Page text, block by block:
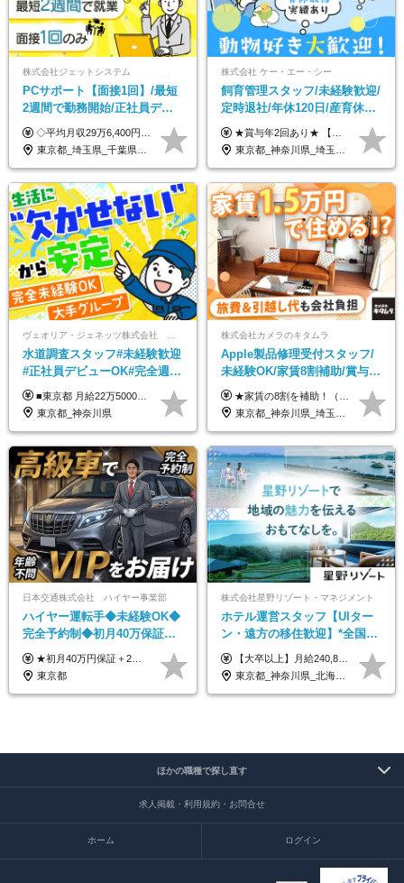
株式会社ジェットシステム
PCサポート【面接1回】/最短
2週間で勤務開始/正社員デビ
ュー歓迎/未経験9割以上/社員
寮・住宅手当あり
◇平均月収29万6,400円(各種手当含む) ◇住宅手当⇒最大家賃の半額支給 ◇賞与年2回支給 ■月給22万5,000円以上＋地域手当＋時間外手当＋住宅手当＋家族手当 ※経験やスキルに応じて給与を決定します ※試用期間2ヶ月あり（期間内は時給1,060円以上となります） └地域により上がる可能性があり／例：東京都時給1,370円 └その他待遇に差異なし ＜モデル月収例＞ 1年目：296,400円 3年目：320,000円 【固定残業代について】 なし（残業代は、実際の労働時間に応じて別途全額支給）
東京都_埼玉県_千葉県_愛知県_北海道_群馬県_長野県_富山県_石川県_静岡県_香川県_高知県_熊本県_長崎県_沖縄県
株式会社 ケー・エー・シー
飼育管理スタッフ/未経験歓迎/
定時退社/年休120日/産育休実
績あり/連休取得OK/賞与年2
回/急募求人
★賞与年2回あり★ 【未経験の方】月給20万7,750円～＋賞与年2回＋残業代全額支給＋交通費支給 【生物系大卒の方】月給21万3,750円～＋賞与年2回＋残業代全額支給＋交通費支給 ★手当が充実★ ・資格手当（実験動物技術者2級：月3,000円、1級：月7,000円） ・家族手当 ・住宅費用補助（転居を伴う転勤の場合：最大5年間支給） ・残業代全額支給 ※入社5年目程度で賞与4.6ヶ月分の支給実績あり ※月給の金額は、能力やスキルを考慮して決定します ※試用期間6ヶ月あり（雇用形態・給与・待遇に差異なし）
東京都_神奈川県_埼玉県_大阪府_愛知県_茨城県_三重県_京都府_佐賀県
水道調査スタッフ#未経験歓迎
#正社員デビューOK#完全週休
2日制#年休125日#資格取得支
援有#社員数千人以上
■東京都 月給22万5000円（東京地域手当3万円含）～25万円＋残業代全額支給＋各種手当 ■神奈川県 月給19万5000円～24万円＋残業代全額支給＋各種手当 ※年齢・経験を考慮し決定 ※試用期間3ヶ月（期間中の給与・待遇に差異はありません） ◆通勤手当あり（全額支給） ◆昇給年1回、賞与年2回。世界最大級の環境企業グループならではの安定した給与体系です。
東京都_神奈川県
株式会社カメラのキタムラ
Apple製品修理受付スタッフ/
未経験OK/家賃8割補助/賞与年
2回/残業月平均4.7h/最大7連休
OK
★家賃の8割を補助！（限度額は地域により異なる） ※転勤による引っ越しが発生する場合 ＝＝＝＝＝＝＝＝＝＝＝＝＝＝＝＝＝＝＝＝＝＝＝ 例えば、家賃7.5万円なら6万円は会社で負担。 あなたが支払うのは、たったの1.5万円です！ 年間では自己負担額が約72万ほどお得になります！ ＝＝＝＝＝＝＝＝＝＝＝＝＝＝＝＝＝＝＝＝＝＝＝ 月給22万8,700円～26万3,100円＋賞与年2回（初回の支給は当社規定による）＋残業手当 ＜実際の給与例＞ *24歳:月給23万4,700円＋賞与年2回（初回の支給は当社規定による）＋残業手当＋諸手当 ※上記はあくまで参考月給です。ご経歴・年齢を考慮し、当社規定により決定します ※評価により昇給あり ※残業代は別途支給あり ※試用期間2ヶ月あり（期間中の給与・待遇に差異はありません） 【実在する社員の年収モデル】 年収530万円（30歳） 年収820万円（40歳） 【入社時の想定年収】 330万円～900万円
東京都_神奈川県_埼玉県_千葉県_大阪府_愛知県_北海道_岩手県_宮城県_秋田県_福島県_茨城県_栃木県_富山県_石川県_福井県_静岡県_岐阜県_三重県_兵庫県_京都府_滋賀県_奈良県_広島県_岡山県_徳島県_香川県_愛媛県_高知県_福岡県_熊本県_佐賀県_長崎県_大分県_宮崎県_沖縄県
日本交通株式会社 ハイヤー事業部
ハイヤー運転手◆未経験OK◆
完全予約制◆初月40万保証◆
平均年収600万◆約4ヶ月研修
あり◆運転は1日4hほど
★初月40万円保証＋2～6ヶ月目35万円保証 ★平均年収600万円 月給236,000円（一律手当含む）＋運転手当（運転した時間に応じて支給）＋残業代＋賞与年2回 ※基礎研修期間（10日間）は日給1万円を支給します ※試用期間中（3ヶ月）の給与・待遇に差異はありません ※残業代は全額支給します
東京都
株式会社星野リゾート・マネジメント
ホテル運営スタッフ【UIター
ン・遠方の移住歓迎】*全国募
集*週休3日/年休161日可*未経
験OK*新規開業あり
【大卒以上】月給240,800円以上+賞与2回+各種手当 【短大・専門学校卒】月給204,400円以上+賞与2回+各種手当 【上記以外】月給187,000円以上+賞与2回+各種手当 ※経験、資格、能力等を考慮の上、決定いたします ※残業代全額支給 ※試用期間3ヶ月（条件変更なし）
東京都_神奈川県_北海道_青森県_山形県_福島県_栃木県_群馬県_山梨県_長野県_石川県_静岡県_岐阜県_京都府_広島県_島根県_山口県_高知県_長崎県_大分県_鹿児島県_沖縄県
ほかの職種で探し直す
求人掲載・利用規約・お問合せ
ホーム ログイン